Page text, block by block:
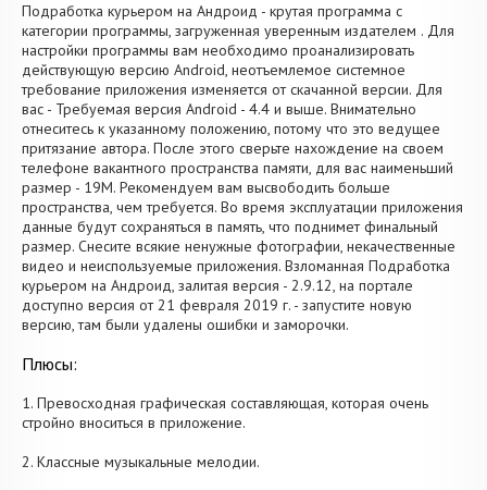
Подработка курьером на Андроид - крутая программа с
категории программы, загруженная уверенным издателем . Для
настройки программы вам необходимо проанализировать
действующую версию Android, неотъемлемое системное
требование приложения изменяется от скачанной версии. Для
вас - Требуемая версия Android - 4.4 и выше. Внимательно
отнеситесь к указанному положению, потому что это ведущее
притязание автора. После этого сверьте нахождение на своем
телефоне вакантного пространства памяти, для вас наименьший
размер - 19M. Рекомендуем вам высвободить больше
пространства, чем требуется. Во время эксплуатации приложения
данные будут сохраняться в память, что поднимет финальный
размер. Снесите всякие ненужные фотографии, некачественные
видео и неиспользуемые приложения. Взломанная Подработка
курьером на Андроид, залитая версия - 2.9.12, на портале
доступно версия от 21 февраля 2019 г. - запустите новую
версию, там были удалены ошибки и заморочки.
Плюсы:
1. Превосходная графическая составляющая, которая очень
стройно вноситься в приложение.
2. Классные музыкальные мелодии.